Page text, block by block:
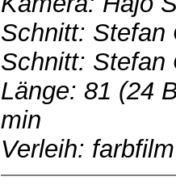
Schnitt: Stefan
Schnitt: Stefan
Länge: 81 (24
min
Verleih: farbfilm